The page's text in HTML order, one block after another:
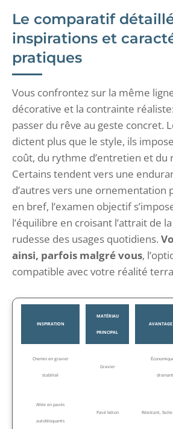
Le comparatif
inspirations et
pratiques
Vous confrontez sur la même
décorative et la contrainte
passer du rêve au geste concret.
dictent plus que le style, ils
coût, du rythme d’entretien et du
Certains tendent vers une
d’autres vers une ornementation
en bref, l’examen objectif
l’équilibre en croisant l’attrait de
rudesse des usages quotidiens.
ainsi, parfois malgré vous,
compatible avec votre réalité
INSPIRATION
MATÉRIAU
PRINCIPAL
AVANTAGE
Chemin en gravier
stabilisé
Gravier
drainant
Allée en pavés
autobloquants
Pavé béton Résistant,